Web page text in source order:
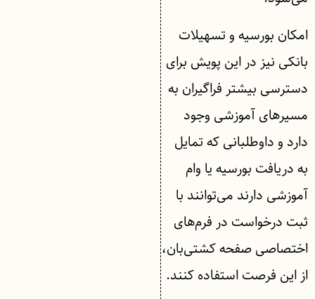
امکان بورسیه و تسهیلات
بانکی نیز در این پویش برای
دسترسی بیشتر فراگیران به
مسیرهای آموزشی وجود
دارد و داوطلبانی که تمایل
به دریافت بورسیه یا وام
آموزشی دارند می‌توانند با
ثبت درخواست در فرم‌های
اختصاصی صفحه‌ کشتی‌بان،
از این فرصت استفاده کنند.